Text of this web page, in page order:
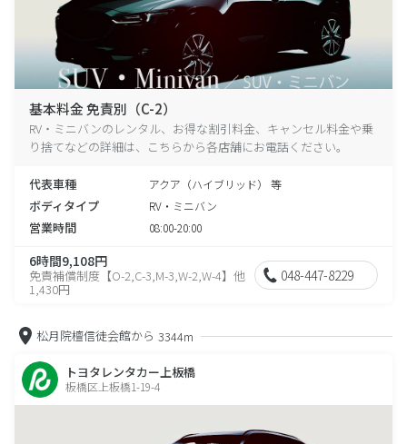
基本料金 免責別（C-2）
RV・ミニバンのレンタル、お得な割引料金、キャンセル料金や乗
り捨てなどの詳細は、こちらから各店舗にお電話ください。
代表車種 アクア（ハイブリッド） 等
ボディタイプ RV・ミニバン
営業時間 08:00-20:00
6時間9,108円
免責補償制度【O-2,C-3,M-3,W-2,W-4】他
1,430円
048-447-8229
松月院檀信徒会館から 3344m
トヨタレンタカー上板橋
板橋区上板橋1-19-4